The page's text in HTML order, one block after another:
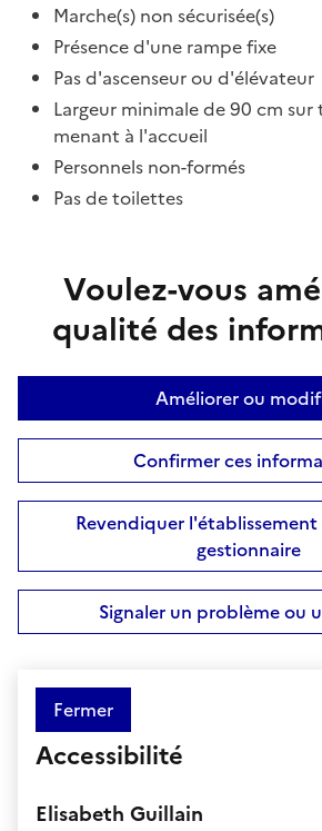
Marche(s) non sécurisée(s)
Présence d'une rampe fixe
Pas d'ascenseur ou d'élévateur
Largeur minimale de 90 cm
menant à l'accueil
Personnels non-formés
Pas de toilettes
Voulez-vous
qualité des
Améliorer ou
Confirmer ces
Revendiquer
gestionnaire
Signaler un problème ou
Fermer
Accessibilité
Elisabeth Guillain